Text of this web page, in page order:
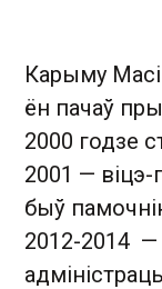
Карыму
ён пачаў
2000 годзе
2001 —
быў
2012-2014 —